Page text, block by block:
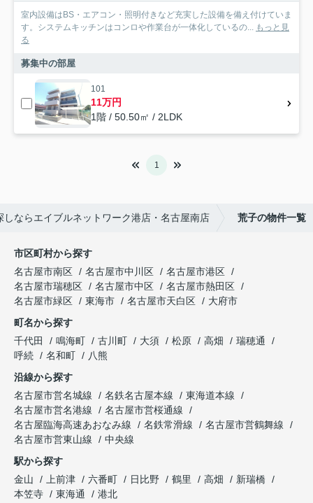
室内設備はBS・エアコン・照明付きなど充実した設備を備え付けていま
す。システムキッチンはコンロや作業台が一体化しているの... もっと見
る
募集中の部屋
101
11万円
1階 / 50.50㎡ / 2LDK
1
ならエイブルネットワーク港店・名古屋南店 荒子の物件一覧
市区町村から探す
名古屋市南区
名古屋市中川区
名古屋市港区
名古屋市瑞穂区
名古屋市中区
名古屋市熱田区
名古屋市緑区
東海市 名古屋市天白区
大府市
町名から探す
千代田
鳴海町 古川町 大須 松原 高畑
瑞穂通
呼続
名和町
八熊
沿線から探す
名古屋市営名城線
名鉄名古屋本線
東海道本線
名古屋市営名港線
名古屋市営桜通線
名古屋臨海高速あおなみ線
名鉄常滑線
名古屋市営鶴舞線
名古屋市営東山線
中央線
駅から探す
金山
上前津 六番町 日比野 鶴里 高畑
新瑞橋
本笠寺
東海通 港北